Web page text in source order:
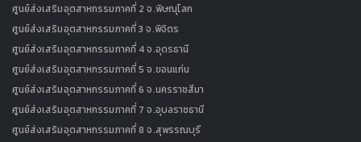
ศูนย์ส่งเสริมอุตสาหกรรมภาคที่ 2 จ.พิษณุโลก
ศูนย์ส่งเสริมอุตสาหกรรมภาคที่ 3 จ.พิจิตร
ศูนย์ส่งเสริมอุตสาหกรรมภาคที่ 4 จ.อุดรธานี
ศูนย์ส่งเสริมอุตสาหกรรมภาคที่ 5 จ.ขอนแก่น
ศูนย์ส่งเสริมอุตสาหกรรมภาคที่ 6 จ.นครราชสีมา
ศูนย์ส่งเสริมอุตสาหกรรมภาคที่ 7 จ.อุบลราชธานี
ศูนย์ส่งเสริมอุตสาหกรรมภาคที่ 8 จ.สุพรรณบุรี